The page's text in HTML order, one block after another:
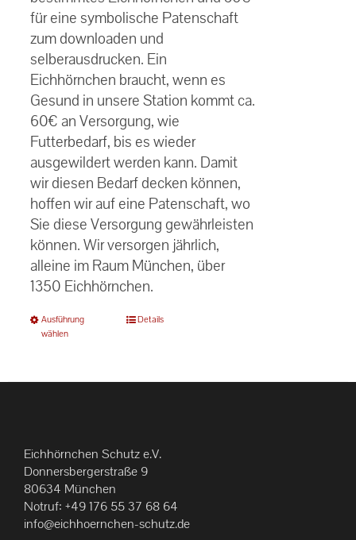
für eine symbolische Patenschaft
zum downloaden und
selberausdrucken. Ein
Eichhörnchen braucht, wenn es
Gesund in unsere Station kommt ca.
60€ an Versorgung, wie
Futterbedarf, bis es wieder
ausgewildert werden kann. Damit
wir diesen Bedarf decken können,
hoffen wir auf eine Patenschaft, wo
Sie diese Versorgung gewährleisten
können. Wir versorgen jährlich,
alleine im Raum München, über
1350 Eichhörnchen.
Ausführung
wählen
Dieses
mehrere
Die
Optionen
auf
der
Details
Eichhörnchen Schutz e.V.
Donnersbergerstraße 9
80634 München
Notruf: +49 176 55 37 68 64
info@eichhoernchen-schutz.de